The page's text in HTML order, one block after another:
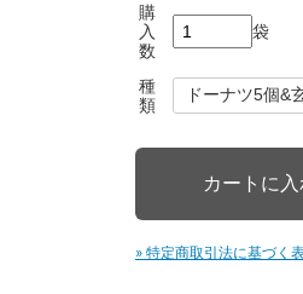
購
入
数
袋
種
類
» 特定商取引法に基づく